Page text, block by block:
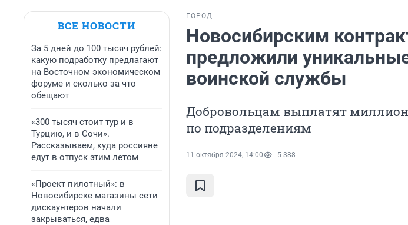
ВСЕ НОВОСТИ
За 5 дней до 100 тысяч рублей:
какую подработку предлагают
на Восточном экономическом
форуме и сколько за что
обещают
«300 тысяч стоит тур и в
Турцию, и в Сочи».
Рассказываем, куда россияне
едут в отпуск этим летом
«Проект пилотный»: в
Новосибирске магазины сети
дискаунтеров начали
закрываться, едва
ГОРОД
Новосибирским
предложили
воинской службы
Добровольцам выплатят
по подразделениям
11 октября 2024, 14:00 5 388